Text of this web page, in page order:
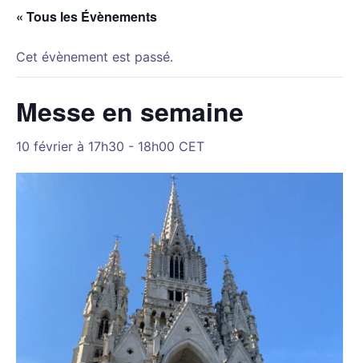
« Tous les Évènements
Cet évènement est passé.
Messe en semaine
10 février à 17h30 - 18h00 CET